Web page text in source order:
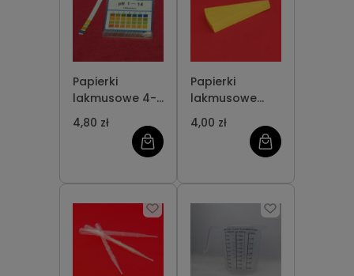
Papierki
lakmusowe 4-
polowe
4,80 zł
Papierki
lakmusowe
jednobarwne
4,00 zł